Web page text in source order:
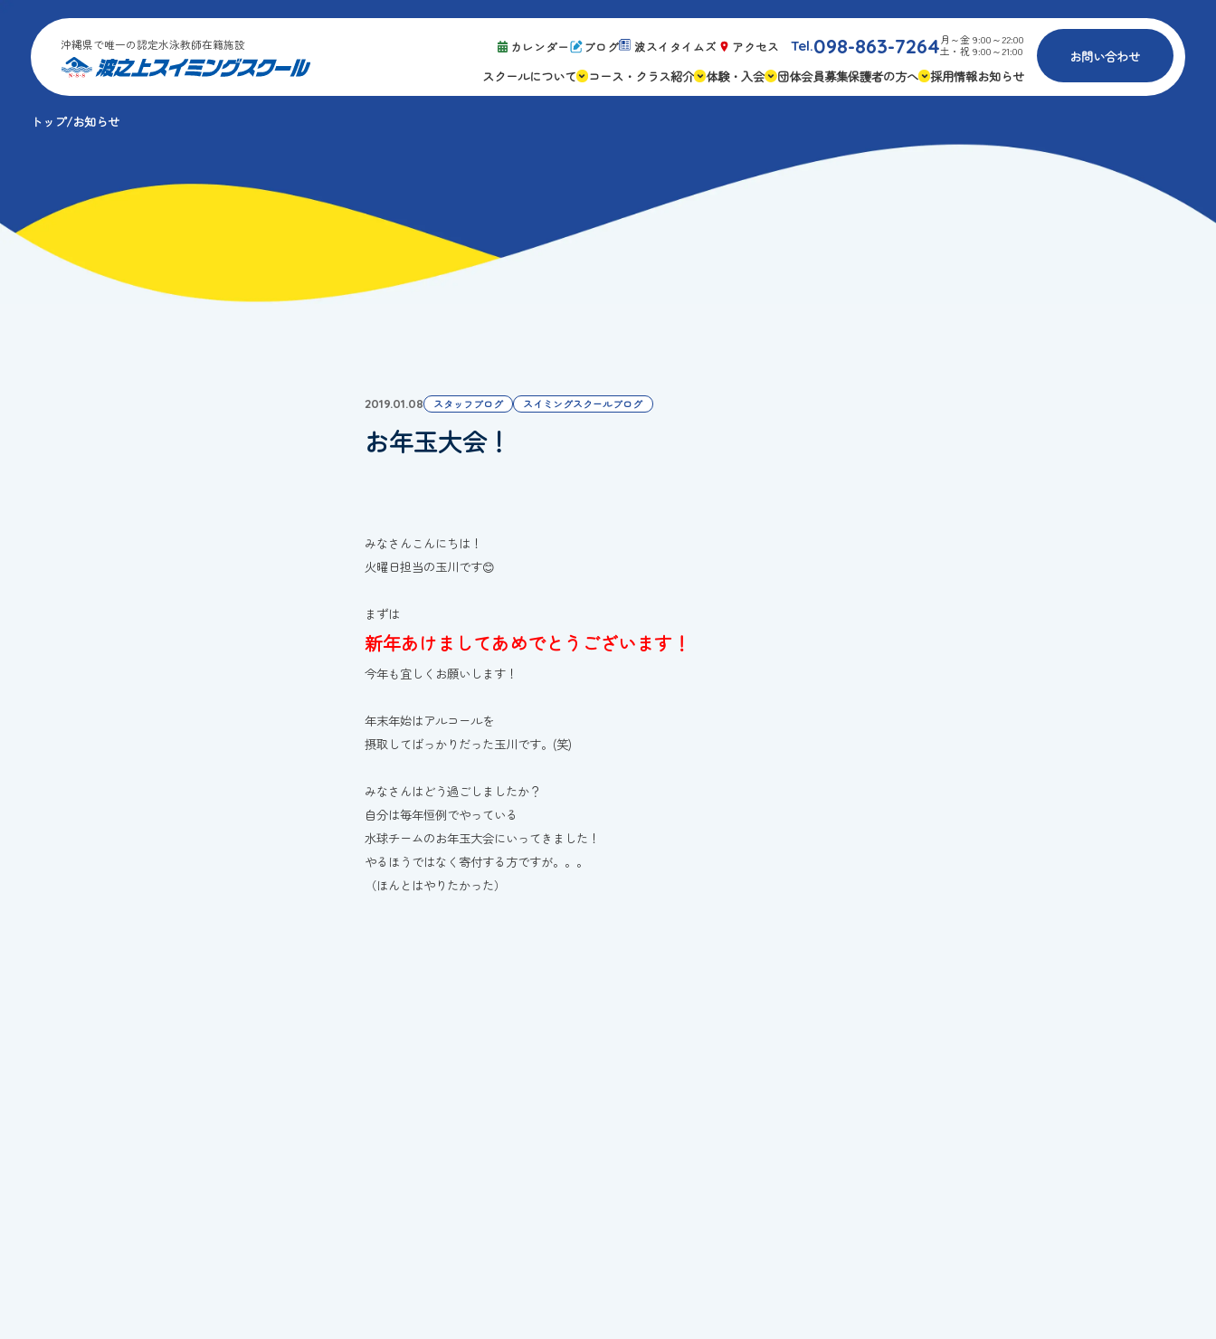
沖縄県で唯一の認定水泳教師在籍施設 カレンダー ブログ 波スイタイムズ アクセス Tel.098-863-7264月～金 9:00～22:00
土・祝 9:00～21:00
お問い合わせ
スクールについて
コース・クラス紹介 体験・入会
キャンペーン情報
よくある質問
団体会員募集保護者の方へ
ゴールデンエイジ
採用情報お知らせ
トップ お知らせ
2019.01.08 スタッフブログ スイミングスクールブログ
お年玉大会！
みなさんこんにちは！
火曜日担当の玉川です😊
まずは
新年あけましてあめでとうございます！
今年も宜しくお願いします！
年末年始はアルコールを
摂取してばっかりだった玉川です。(笑)
みなさんはどう過ごしましたか？
自分は毎年恒例でやっている
水球チームのお年玉大会にいってきました！
やるほうではなく寄付する方ですが。。。
（ほんとはやりたかった）